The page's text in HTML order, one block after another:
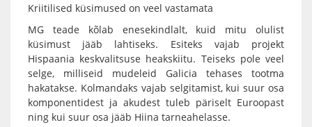
Kriitilised küsimused on veel vastamata
MG teade kõlab enesekindlalt, kuid mitu olulist
küsimust jääb lahtiseks. Esiteks vajab projekt
Hispaania keskvalitsuse heakskiitu. Teiseks pole veel
selge, milliseid mudeleid Galicia tehases tootma
hakatakse. Kolmandaks vajab selgitamist, kui suur osa
komponentidest ja akudest tuleb päriselt Euroopast
ning kui suur osa jääb Hiina tarneahelasse.